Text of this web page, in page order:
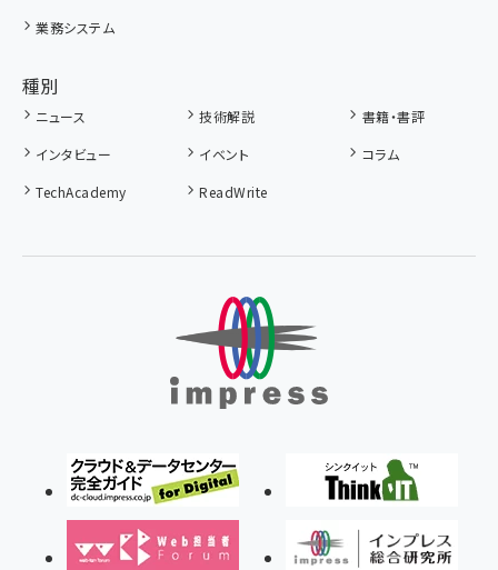
業務システム
種別
ニュース 技術解説
書籍・書評
インタビュー
イベント
コラム
TechAcademy
ReadWrite